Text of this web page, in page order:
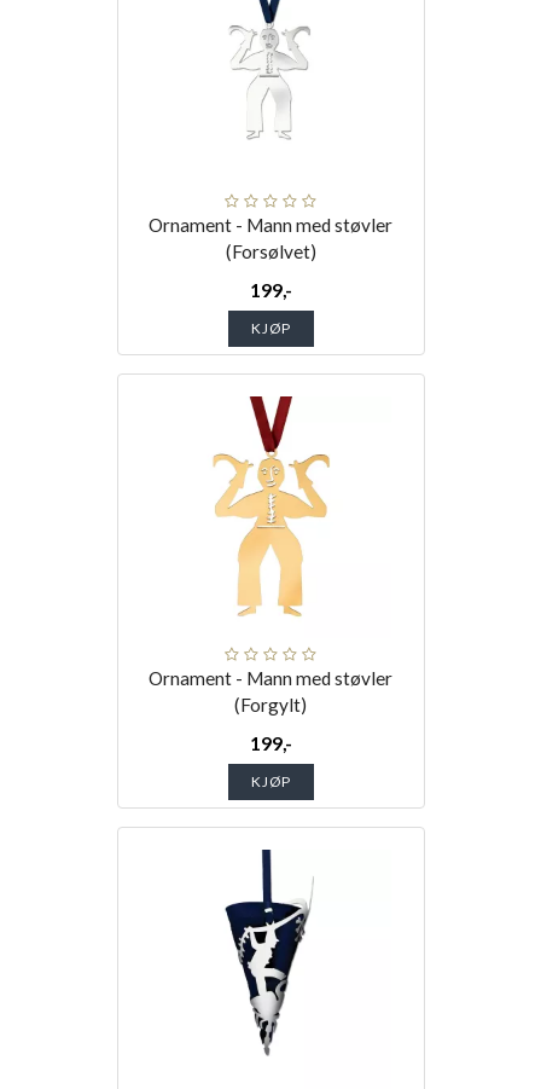
Ornament - Mann med støvler
(Forsølvet)
199,-
KJØP
Ornament - Mann med støvler
(Forgylt)
199,-
KJØP